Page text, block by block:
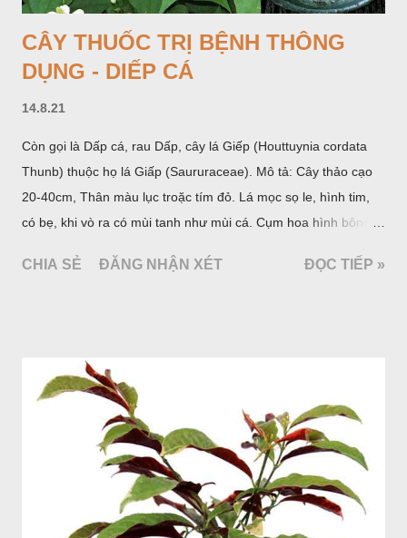
CÂY THUỐC TRỊ BỆNH THÔNG
DỤNG - DIẾP CÁ
14.8.21
Còn gọi là Dấp cá, rau Dấp, cây lá Giếp (Houttuynia cordata
Thunb) thuộc họ lá Giấp (Saururaceae). Mô tả: Cây thảo cạo
20-40cm, Thân màu lục troặc tím đỏ. Lá mọc sọ le, hình tim,
có bẹ, khi vò ra có mùi tanh như mùi cá. Cụm hoa hình bông
nhạt. Hạt hình trái xoan nhẵn. Mùa hoa quả: tháng 5 – 7.
CHIA SẺ ĐĂNG NHẬN XÉT ĐỌC TIẾP »